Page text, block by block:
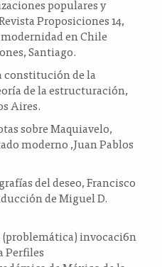
populares y
Proposiciones 14,
en Chile
Santiago.
constitución de la
de la estructuración,
Aires.
sobre Maquiavelo,
moderno ,Juan Pablos
del deseo, Francisco
de Miguel D.
(problemática) invocaci6n
Perfiles